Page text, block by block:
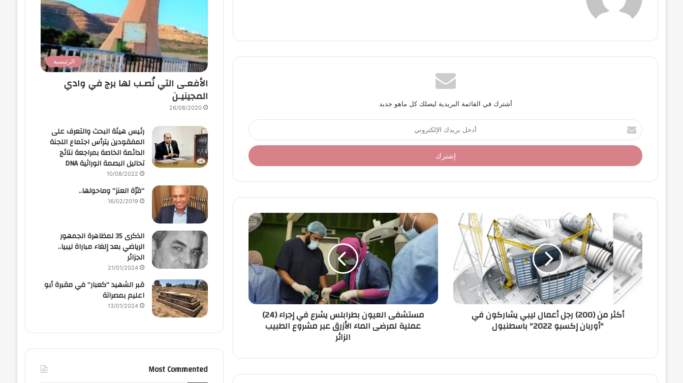
أشترك في القائمة البريدية ليصلك كل ماهو جديد
أ
د
خ
ل
د
ل
إ
ل
ك
أكثر من (200) رجل أعمال ليبي يشاركون في
"أوربان إكسبو 2022" باسطنبول
مستشفى العيون بطرابلس يشرع في إجراء (24)
عملية لمرضى الماء الأزرق عبر مشروع الطبيب
الزائر
الرئيسية
الأفعـى التي نُصـب لها برج في وادي
المجينيـن
26/08/2020
رئيس هيئة البحث والتعرف على
المفقودين يترأس اجتماع اللجنة
الدائمة الخاصة بمراجعة نتائج
تحاليل البصمة الوراثية DNA
10/08/2022
“قرّة العنز” وماحولها..
16/02/2019
الذكرى 35 لمظاهرة الجمهور
الرياضي بعد إلغاء مباراة ليبيا..
الجزائر
21/01/2024
قبر الشهيد “كعبار” في مقبرة أبو
اعليم بمصراتة
13/01/2024
Most Commented